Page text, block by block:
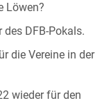
Löwen?
des DFB-Pokals.
die Vereine in der
wieder für den